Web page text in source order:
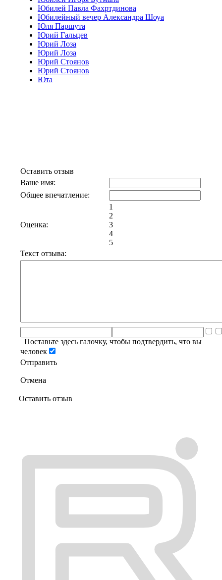
Юбилей Павла Фахртдинова
Юбилейный вечер Александра Шоуа
Юля Паршута
Юрий Гальцев
Юрий Лоза
Юрий Лоза
Юрий Стоянов
Юрий Стоянов
Юта
Оставить отзыв
Ваше имя:
Общее впечатление:
Оценка:
1
2
3
4
5
Текст отзыва:
Поставьте здесь галочку, чтобы подтвердить, что вы
человек
Отправить
Отмена
Оставить отзыв